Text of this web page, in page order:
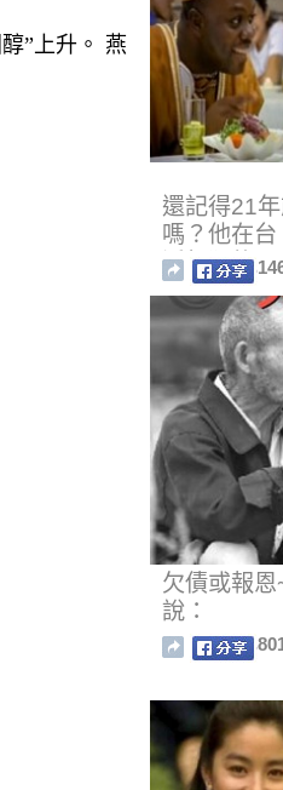
還記得21
嗎？他在
活超狂的！
欠債或報
說：